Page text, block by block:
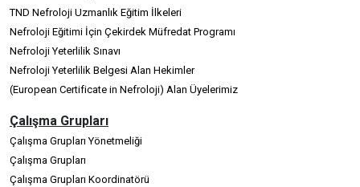
TND Nefroloji Uzmanlık Eğitim İlkeleri
Nefroloji Eğitimi İçin Çekirdek Müfredat Programı
Nefroloji Yeterlilik Sınavı
Nefroloji Yeterlilik Belgesi Alan Hekimler
(European Certificate in Nefroloji) Alan Üyelerimiz
Çalışma Grupları
Çalışma Grupları Yönetmeliği
Çalışma Grupları
Çalışma Grupları Koordinatörü